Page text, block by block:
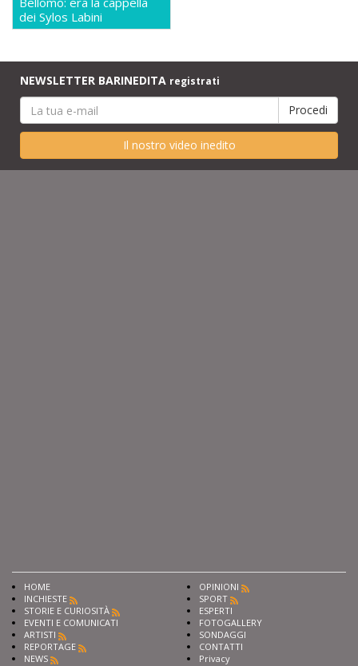
dei Sylos Labini
NEWSLETTER BARINEDITA registrati
Il nostro video inedito
HOME
INCHIESTE
STORIE E CURIOSITÀ
EVENTI E COMUNICATI
ARTISTI
REPORTAGE
NEWS
OPINIONI
SPORT
ESPERTI
FOTOGALLERY
SONDAGGI
CONTATTI
Privacy